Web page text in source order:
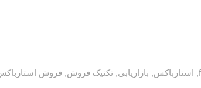
, استارباکس, بازاریابی,تکنیک فروش, فروش